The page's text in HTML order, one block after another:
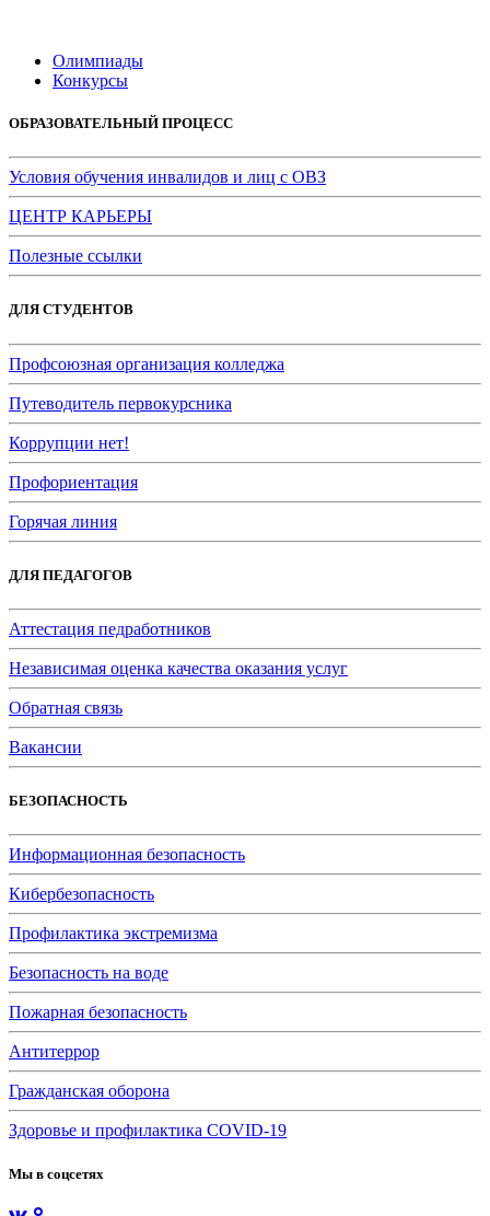
Олимпиады
Конкурсы
ОБРАЗОВАТЕЛЬНЫЙ ПРОЦЕСС
Условия обучения инвалидов и лиц с ОВЗ
ЦЕНТР КАРЬЕРЫ
Полезные ссылки
ДЛЯ СТУДЕНТОВ
Профсоюзная организация колледжа
Путеводитель первокурсника
Коррупции нет!
Профориентация
Горячая линия
ДЛЯ ПЕДАГОГОВ
Аттестация педработников
Независимая оценка качества оказания услуг
Обратная связь
Вакансии
БЕЗОПАСНОСТЬ
Информационная безопасность
Кибербезопасность
Профилактика экстремизма
Безопасность на воде
Пожарная безопасность
Антитеррор
Гражданская оборона
Здоровье и профилактика COVID-19
Мы в соцсетях